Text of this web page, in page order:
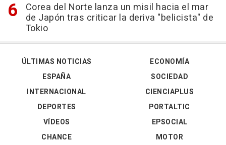
Corea del Norte lanza un misil hacia el mar
de Japón tras criticar la deriva "belicista" de
Tokio
ÚLTIMAS NOTICIAS
ESPAÑA
INTERNACIONAL
DEPORTES
VÍDEOS
ECONOMÍA
SOCIEDAD
CIENCIAPLUS
PORTALTIC
EPSOCIAL
CHANCE
MOTOR